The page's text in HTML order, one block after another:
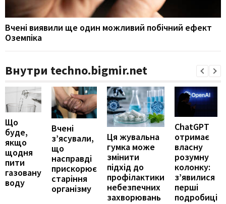
Вчені виявили ще один можливий побічний ефект
Оземпіка
Внутри techno.bigmir.net
Що
буде,
якщо
щодня
пити
газовану
воду
Вчені
з’ясували,
що
насправді
прискорює
старіння
організму
Ця жувальна
гумка може
змінити
підхід до
профілактики
небезпечних
захворювань
ChatGPT
отримає
власну
розумну
колонку:
з’явилися
перші
подробиці